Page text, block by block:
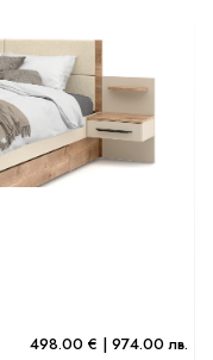
498.00 € | 974.00 лв.